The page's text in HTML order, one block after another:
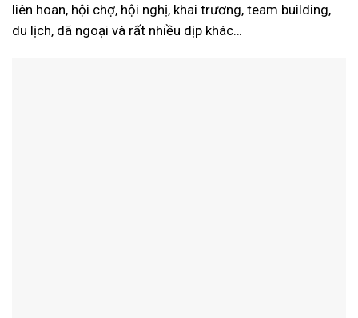
liên hoan, hội chợ, hội nghị, khai trương, team building,
du lịch, dã ngoại và rất nhiều dịp khác…